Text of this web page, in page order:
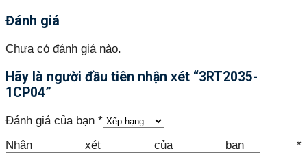
Đánh giá
Chưa có đánh giá nào.
Hãy là người đầu tiên nhận xét “3RT2035-
1CP04”
Đánh giá của bạn *
Nhận xét của bạn *